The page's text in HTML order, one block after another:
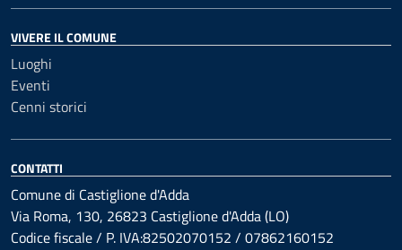
VIVERE IL COMUNE
Luoghi
Eventi
Cenni storici
CONTATTI
Comune di Castiglione d'Adda
Via Roma, 130, 26823 Castiglione d'Adda (LO)
Codice fiscale / P. IVA:82502070152 / 07862160152